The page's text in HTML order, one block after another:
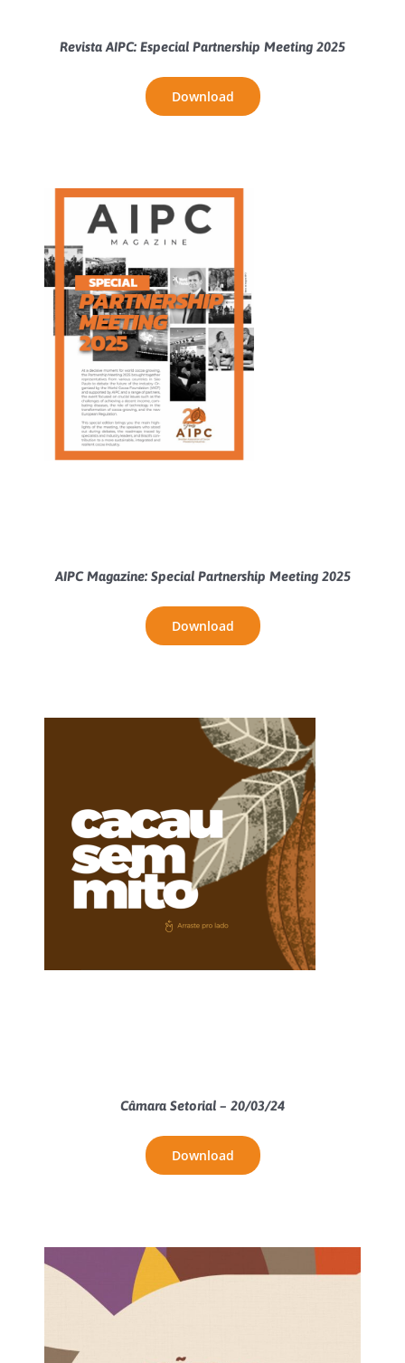
Revista AIPC: Especial Partnership Meeting 2025
Download
AIPC Magazine: Special Partnership Meeting 2025
Download
Câmara Setorial – 20/03/24
Download